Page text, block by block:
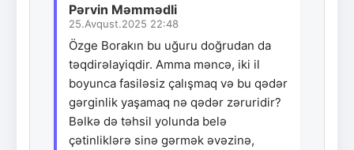
Pərvin Məmmədli
25.Avqust.2025 22:48
Özge Borakın bu uğuru doğrudan da
təqdirəlayiqdir. Amma məncə, iki il
boyunca fasiləsiz çalışmaq və bu qədər
gərginlik yaşamaq nə qədər zəruridir?
Bəlkə də təhsil yolunda belə
çətinliklərə sinə gərmək əvəzinə,